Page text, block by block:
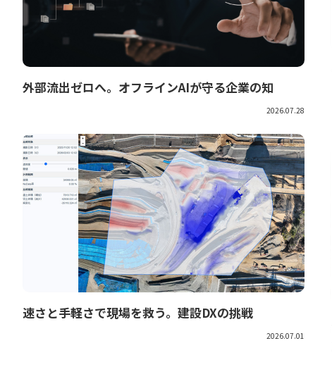
外部流出ゼロへ。オフラインAIが守る企業の知
2026.07.28
速さと手軽さで現場を救う。建設DXの挑戦
2026.07.01